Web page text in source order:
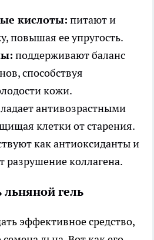
кислоты: питают и
повышая ее упругость.
поддерживают баланс
способствуя
кожи.
антивозрастными
клетки от старения.
как антиоксиданты и
разрушение коллагена.
льняной гель
эффективное средство,